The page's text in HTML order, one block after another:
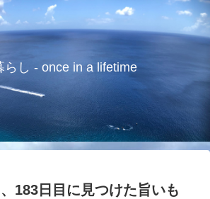
らし - once in a lifetime
183日目に見つけた旨いも